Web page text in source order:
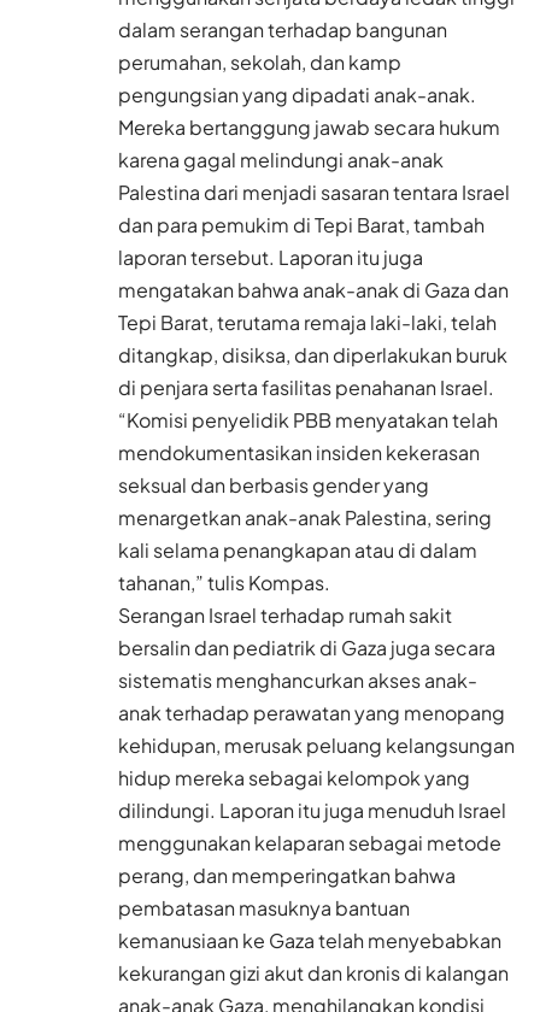
dalam serangan terhadap bangunan
perumahan, sekolah, dan kamp
pengungsian yang dipadati anak-anak.
Mereka bertanggung jawab secara hukum
karena gagal melindungi anak-anak
Palestina dari menjadi sasaran tentara Israel
dan para pemukim di Tepi Barat, tambah
laporan tersebut. Laporan itu juga
mengatakan bahwa anak-anak di Gaza dan
Tepi Barat, terutama remaja laki-laki, telah
ditangkap, disiksa, dan diperlakukan buruk
di penjara serta fasilitas penahanan Israel.
“Komisi penyelidik PBB menyatakan telah
mendokumentasikan insiden kekerasan
seksual dan berbasis gender yang
menargetkan anak-anak Palestina, sering
kali selama penangkapan atau di dalam
tahanan,” tulis Kompas.
Serangan Israel terhadap rumah sakit
bersalin dan pediatrik di Gaza juga secara
sistematis menghancurkan akses anak-
anak terhadap perawatan yang menopang
kehidupan, merusak peluang kelangsungan
hidup mereka sebagai kelompok yang
dilindungi. Laporan itu juga menuduh Israel
menggunakan kelaparan sebagai metode
perang, dan memperingatkan bahwa
pembatasan masuknya bantuan
kemanusiaan ke Gaza telah menyebabkan
kekurangan gizi akut dan kronis di kalangan
anak-anak Gaza, menghilangkan kondisi